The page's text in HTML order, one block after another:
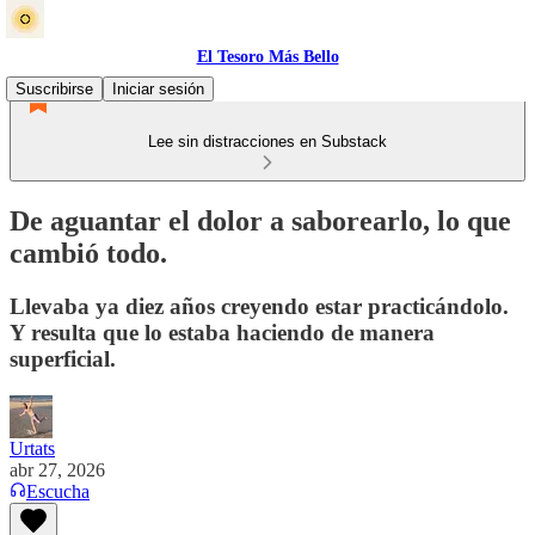
El Tesoro Más Bello
Suscribirse
Iniciar sesión
Lee sin distracciones en Substack
De aguantar el dolor a saborearlo, lo que
cambió todo.
Llevaba ya diez años creyendo estar practicándolo.
Y resulta que lo estaba haciendo de manera
superficial.
Urtats
abr 27, 2026
Escucha